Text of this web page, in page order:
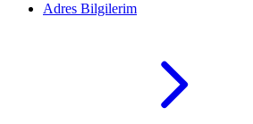
Adres Bilgilerim